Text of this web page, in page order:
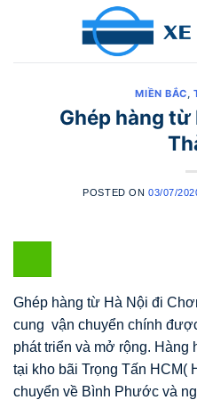
MIỀN BẮC,
Ghép hàng từ
POSTED ON 03/07/
Ghép hàng từ Hà Nội đi
cung vận chuyển chính
phát triển và mở rộng.
tại kho bãi Trọng Tấn HCM(
chuyển về Bình Phước và